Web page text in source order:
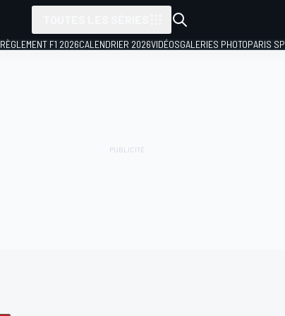
RÈGLEMENT F1 2026CALENDRIER 2026VIDÉOSGALERIES PHOTOPARIS